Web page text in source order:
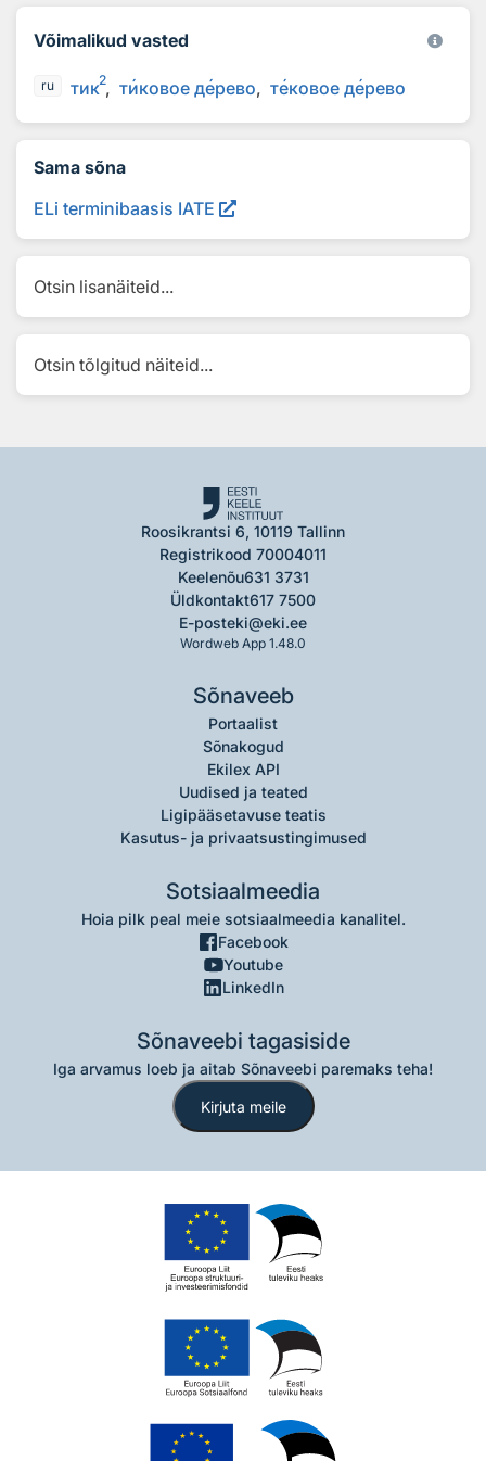
Võimalikud vasted
ru тик2 тиковое дерево тековое дерево
Sama sõna
ELi terminibaasis IATE
Otsin lisanäiteid...
Otsin tõlgitud näiteid...
Roosikrantsi 6, 10119 Tallinn
Registrikood 70004011
Keelenõu631 3731
Üldkontakt617 7500
E-posteki@eki.ee
Wordweb App 1.48.0
Sõnaveeb
Portaalist
Sõnakogud
Ekilex API
Uudised ja teated
Ligipääsetavuse teatis
Kasutus- ja privaatsustingimused
Sotsiaalmeedia
Hoia pilk peal meie sotsiaalmeedia kanalitel.
Facebook
Youtube
LinkedIn
Sõnaveebi tagasiside
Iga arvamus loeb ja aitab Sõnaveebi paremaks teha!
Kirjuta meile